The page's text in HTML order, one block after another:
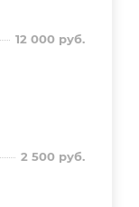
12 000руб.
2 500руб.